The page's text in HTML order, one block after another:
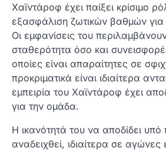
Χαϊντάροφ έχει παίξει κρίσιμο
εξασφάλιση ζωτικών βαθμών για
Οι εμφανίσεις του
σταθερότητα όσο και
οποίες είναι απαραίτητες σε
προκριματικά είναι ιδιαίτερα
εμπειρία του Χαϊντάροφ έχει
για την ομάδα.
Η ικανότητά του να αποδίδει υπό
αναδειχθεί, ιδιαίτερα σε αγώνες